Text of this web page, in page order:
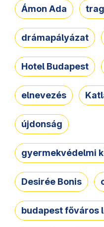
Ámon Ada
drámapályázat
Hotel Budapest
elnevezés
újdonság
gyermekvédelmi
Desirée Bonis
budapest főváros